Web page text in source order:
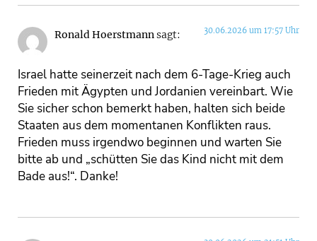
Ronald Hoerstmannsagt: 30.06.2026 um 17:57 Uhr
Israel hatte seinerzeit nach dem 6-Tage-Krieg auch
Frieden mit Ägypten und Jordanien vereinbart. Wie
Sie sicher schon bemerkt haben, halten sich beide
Staaten aus dem momentanen Konflikten raus.
Frieden muss irgendwo beginnen und warten Sie
bitte ab und „schütten Sie das Kind nicht mit dem
Bade aus!“. Danke!